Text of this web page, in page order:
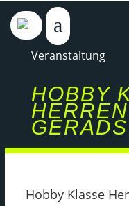
Veranstaltung
HOBBY
Hobby Klasse